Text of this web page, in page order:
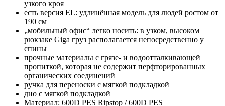
узкого кроя
есть версия EL: удлинённая модель для людей ростом от
190 см
„мобильный офис“ легко носить: в узком, высоком
рюкзаке Giga груз располагается непосредственно у
спины
прочные материалы с грязе- и водоотталкивающей
пропиткой, которая не содержит перфторированных
органических соединений
ручка для переноски с мягкой подкладкой
дно с мягкой подкладкой
Материал: 600D PES Ripstop / 600D PES